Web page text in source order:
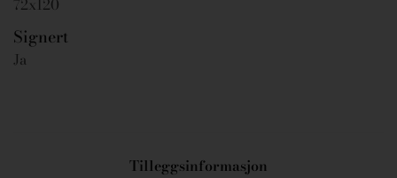
72x120
Signert
Ja
Tilleggsinformasjon